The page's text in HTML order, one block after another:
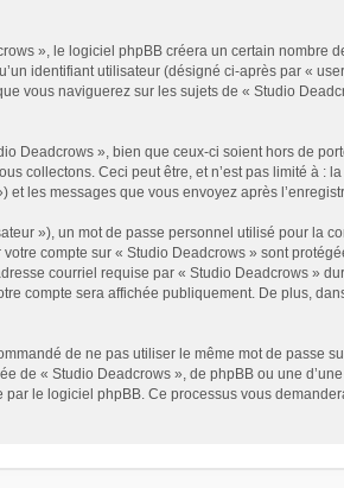
», le logiciel phpBB créera un certain nombre
identifiant utilisateur (désigné ci-après par «
vous naviguerez sur les sujets de « Studio
Deadcrows », bien que ceux-ci soient hors de
collectons. Ceci peut être, et n’est pas limité à :
les messages que vous envoyez après
»), un mot de passe personnel utilisé pour la
compte sur « Studio Deadcrows » sont
courriel requise par « Studio Deadcrows »
compte sera affichée publiquement. De plus,
de ne pas utiliser le même mot de passe
« Studio Deadcrows », de phpBB ou une
le logiciel phpBB. Ce processus vous